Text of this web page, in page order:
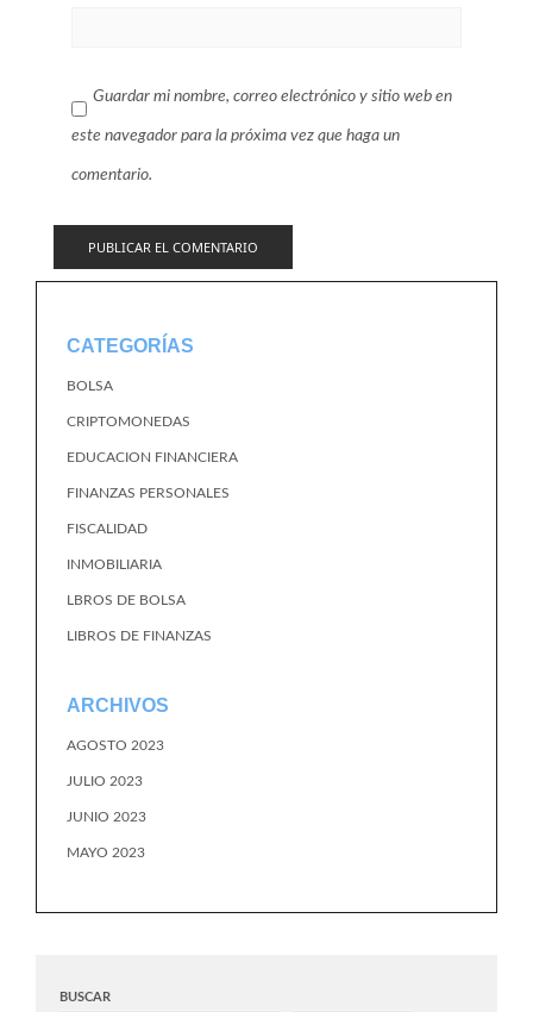
Guardar mi nombre, correo electrónico y sitio web en
este navegador para la próxima vez que haga un
comentario.
CATEGORÍAS
BOLSA
CRIPTOMONEDAS
EDUCACION FINANCIERA
FINANZAS PERSONALES
FISCALIDAD
INMOBILIARIA
LBROS DE BOLSA
LIBROS DE FINANZAS
ARCHIVOS
AGOSTO 2023
JULIO 2023
JUNIO 2023
MAYO 2023
BUSCAR